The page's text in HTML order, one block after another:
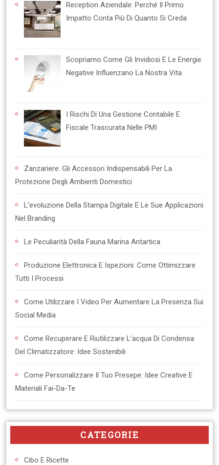
Reception Aziendale: Perché Il Primo
Impatto Conta Più Di Quanto Si Creda
Scopriamo Come Gli Invidiosi E Le Energie
Negative Influenzano La Nostra Vita
I Rischi Di Una Gestione Contabile E
Fiscale Trascurata Nelle PMI
Zanzariere: Gli Accessori Indispensabili Per La
Protezione Degli Ambienti Domestici
L’evoluzione Della Stampa Digitale E Le Sue Applicazioni
Nel Branding
Le Peculiarità Della Fauna Marina Antartica
Produzione Elettronica E Ispezioni: Come Ottimizzare
Tutti I Processi
Come Utilizzare I Video Per Aumentare La Presenza Sui
Social Media
Come Recuperare E Riutilizzare L’acqua Di Condensa
Del Climatizzatore: Idee Sostenibili
Come Personalizzare Il Tuo Presepe: Idee Creative E
Materiali Fai-Da-Te
CATEGORIE
Cibo E Ricette